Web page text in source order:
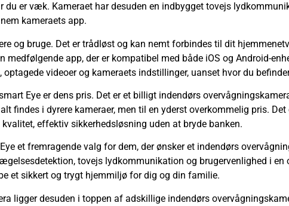
du er væk. Kameraet har desuden en indbygget tovejs
kameraets app.
og bruge. Det er trådløst og kan nemt forbindes til dit
medfølgende app, der er kompatibel med både iOS og Android-
videoer og kameraets indstillinger, uanset hvor du
Eye er dens pris. Det er et billigt indendørs
findes i dyrere kameraer, men til en yderst overkommelig pris.
effektiv sikkerhedsløsning uden at bryde banken.
et fremragende valg for dem, der ønsker et indendørs
tovejs lydkommunikation og brugervenlighed i en
et sikkert og trygt hjemmiljø for dig og din familie.
ligger desuden i toppen af adskillige indendørs